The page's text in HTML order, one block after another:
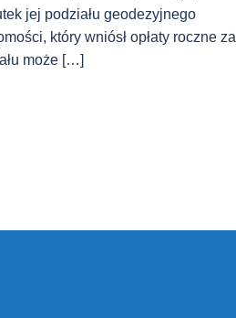
jej podziału geodezyjnego
który wniósł opłaty roczne za
może […]